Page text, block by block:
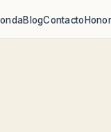
BlogContacto